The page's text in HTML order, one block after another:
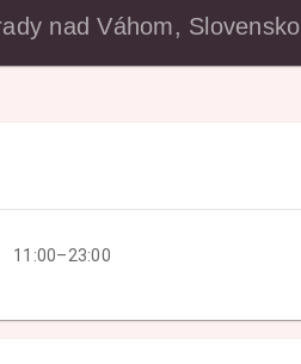
nad Váhom, Slovensko
11:00–23:00